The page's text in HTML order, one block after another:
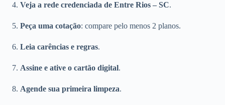
Veja a rede credenciada de Entre Rios – SC.
Peça uma cotação: compare pelo menos 2 planos.
Leia carências e regras.
Assine e ative o cartão digital.
Agende sua primeira limpeza.